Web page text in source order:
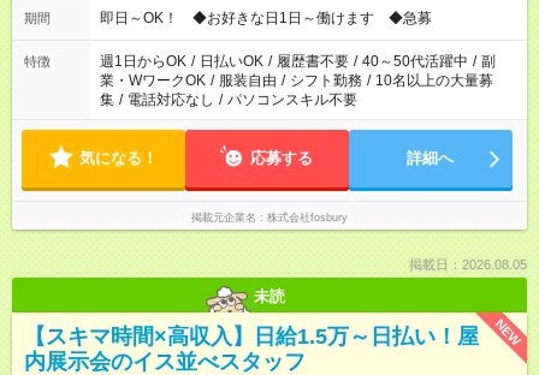
期間 即日～OK！ ◆お好きな日1日～働けます ◆急募
特徴 週1日からOK / 日払いOK / 履歴書不要 / 40～50代活躍中 / 副
業・WワークOK / 服装自由 / シフト勤務 / 10名以上の大量募
集 / 電話対応なし / パソコンスキル不要
気になる！ 応募する 詳細へ
掲載元企業名 株式会社fosbury
掲載日：2026.08.05
未読
NEW
【スキマ時間×高収入】日給1.5万～日払い！屋
内展示会のイス並べスタッフ